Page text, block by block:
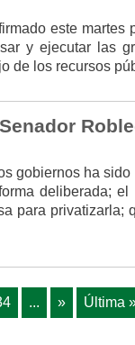
este martes
y ejecutar las
de los recursos
gobiernos ha sido
deliberada; el
para privatizarla;
... » Última